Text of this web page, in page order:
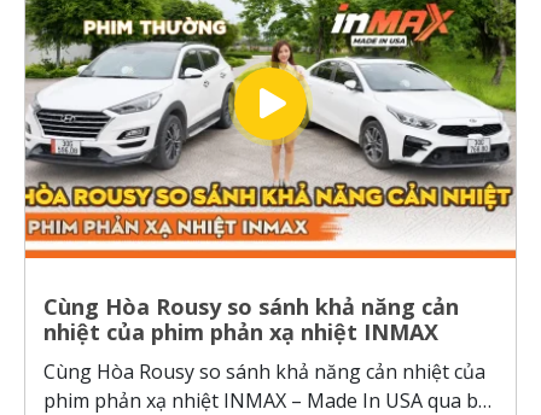
Cùng Hòa Rousy so sánh khả năng cản
nhiệt của phim phản xạ nhiệt INMAX
Cùng Hòa Rousy so sánh khả năng cản nhiệt của
phim phản xạ nhiệt INMAX – Made In USA qua bài